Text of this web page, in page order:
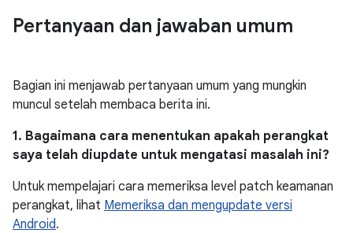
Pertanyaan dan jawaban umum
Bagian ini menjawab pertanyaan umum yang mungkin
muncul setelah membaca berita ini.
1. Bagaimana cara menentukan apakah perangkat
saya telah diupdate untuk mengatasi masalah ini?
Untuk mempelajari cara memeriksa level patch keamanan
perangkat, lihat Memeriksa dan mengupdate versi
Android.